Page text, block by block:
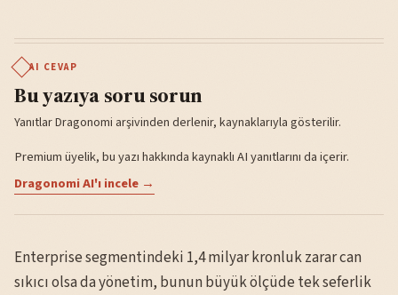
AI CEVAP
Bu yazıya soru sorun
Yanıtlar Dragonomi arşivinden derlenir, kaynaklarıyla gösterilir.
Premium üyelik, bu yazı hakkında kaynaklı AI yanıtlarını da içerir.
Dragonomi AI'ı incele →
Enterprise segmentindeki 1,4 milyar kronluk zarar can
sıkıcı olsa da yönetim, bunun büyük ölçüde tek seferlik